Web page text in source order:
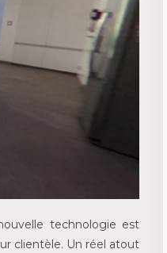
technologie est
clientèle. Un réel atout